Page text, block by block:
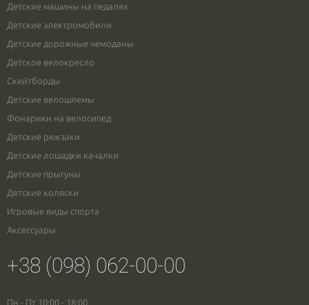
Детские машины на педалях
Детские электромобили
Детские дорожные чемоданы
Детское велокресло
Скейтборды
Детские велошлемы
Фонарики на велосипед
Детские рюкзаки
Детские лошадки качалки
Детские прыгуны
Детские коляски
Игровые виды спорта
Аксессуары
+38 (098) 062-00-00
Пн - Пт 10:00 - 18:00